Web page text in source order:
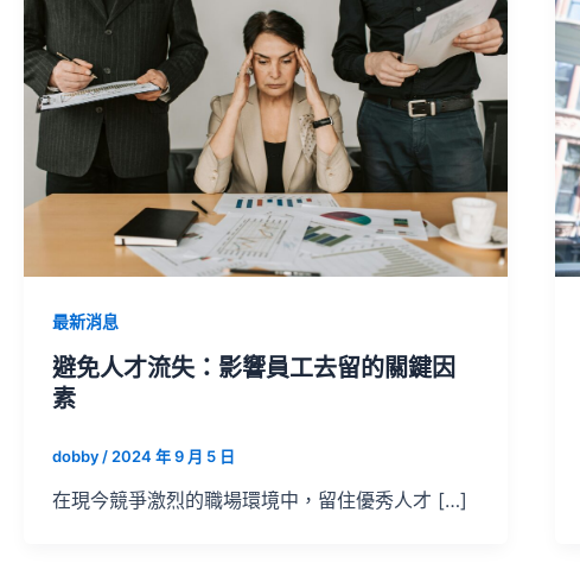
最新消息
避免人才流失：影響員工去留的關鍵因
素
dobby / 2024 年 9 月 5 日
在現今競爭激烈的職場環境中，留住優秀人才 […]